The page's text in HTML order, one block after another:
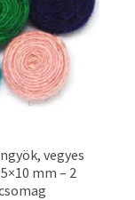
vegyes
mm – 2